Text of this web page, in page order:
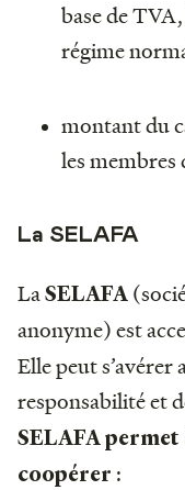
base de
régime
montant du
les membres
La SELAFA
LaSELAFA
anonyme) est
Elle peut s’avérer
responsabilité et
SELAFA permet
coopérer :